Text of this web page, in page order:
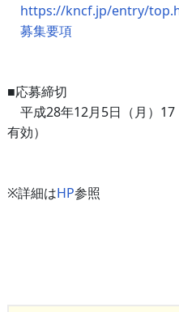
https://kncf.jp/entry/
募集要項
■応募締切
平成28年12月5日（月）17
有効）
※詳細はHP参照